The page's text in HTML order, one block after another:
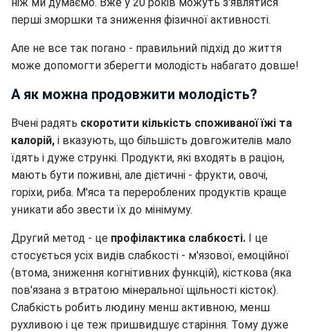
перші зморшки та зниження фізичної активності.
Але не все так погано - правильний підхід до життя
може допомогти зберегти молодість набагато довше!
А як можна продовжити молодість?
Вчені радять скоротити кількість споживаної їжі та
калорій, і вказують, що більшість довгожителів мало
їдять і дуже стрункі. Продукти, які входять в раціон,
мають бути поживні, але дієтичні - фрукти, овочі,
горіхи, риба. М'яса та перероблених продуктів краще
уникати або звести їх до мінімуму.
Другий метод - це профілактика слабкості. І це
стосується усіх видів слабкості - м'язової, емоційної
(втома, зниження когнітивних функцій), кісткова (яка
пов'язана з втратою мінеральної щільності кісток).
Слабкість робить людину менш активною, менш
рухливою і це теж пришвидшує старіння. Тому дуже